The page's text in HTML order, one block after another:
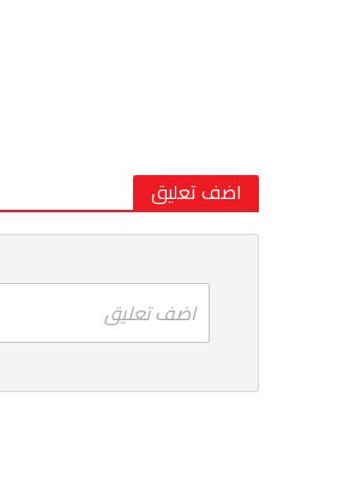
اضف تعليق
اضف تعليق